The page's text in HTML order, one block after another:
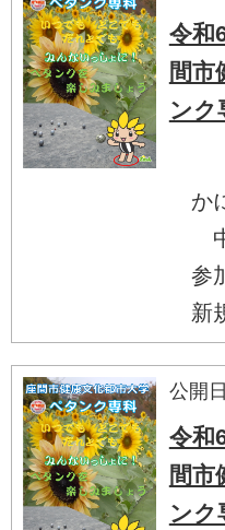
令和
間市
ン
か
中
参
新
公開
令和
間市
ン